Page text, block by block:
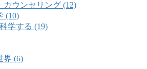
カウンセリング (12)
(10)
学する (19)
界 (6)